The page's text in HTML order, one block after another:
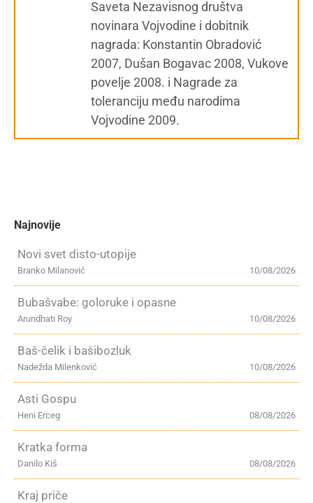
Saveta Nezavisnog društva
novinara Vojvodine i dobitnik
nagrada: Konstantin Obradović
2007, Dušan Bogavac 2008, Vukove
povelje 2008. i Nagrade za
toleranciju među narodima
Vojvodine 2009.
Najnovije
Novi svet disto-utopije
10/08/2026
Branko Milanović
Bubašvabe: goloruke i opasne
10/08/2026
Arundhati Roy
Baš-čelik i bašibozluk
10/08/2026
Nadežda Milenković
Asti Gospu
08/08/2026
Heni Erceg
Kratka forma
08/08/2026
Danilo Kiš
Kraj priče